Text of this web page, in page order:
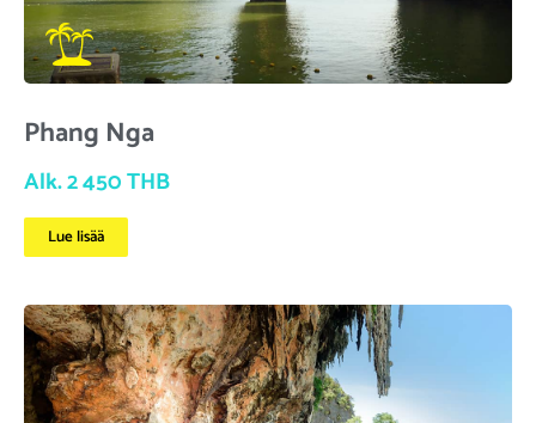
Phang Nga
Alk. 2 450 THB
Lue lisää